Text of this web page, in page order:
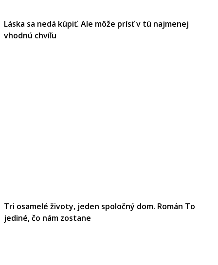
Láska sa nedá kúpiť. Ale môže prísť v tú najmenej
vhodnú chvíľu
Tri osamelé životy, jeden spoločný dom. Román To
jediné, čo nám zostane